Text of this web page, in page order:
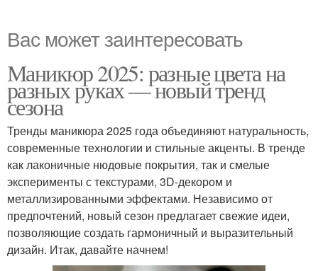
Вас может заинтересовать
Маникюр 2025: разные цвета на
разных руках — новый тренд
сезона
Тренды маникюра 2025 года объединяют натуральность,
современные технологии и стильные акценты. В тренде
как лаконичные нюдовые покрытия, так и смелые
эксперименты с текстурами, 3D-декором и
металлизированными эффектами. Независимо от
предпочтений, новый сезон предлагает свежие идеи,
позволяющие создать гармоничный и выразительный
дизайн. Итак, давайте начнем!